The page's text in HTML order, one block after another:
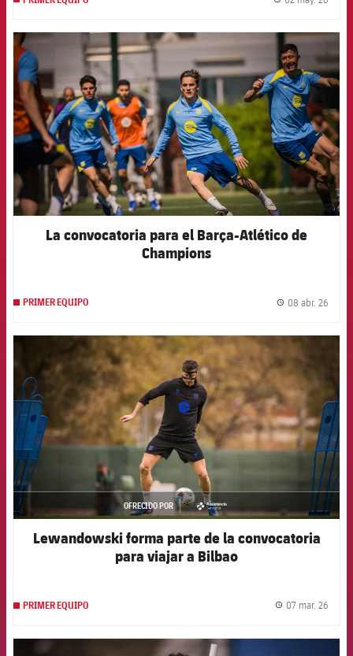
FCB Barcelona badge
La convocatoria para el Barça-Atlético de
Champions
PRIMER EQUIPO 08 abr. 26
FCB Barcelona badge
OFRECIDO POR
asistencia
Lewandowski forma parte de la convocatoria
para viajar a Bilbao
PRIMER EQUIPO 07 mar. 26
FCB Barcelona badge